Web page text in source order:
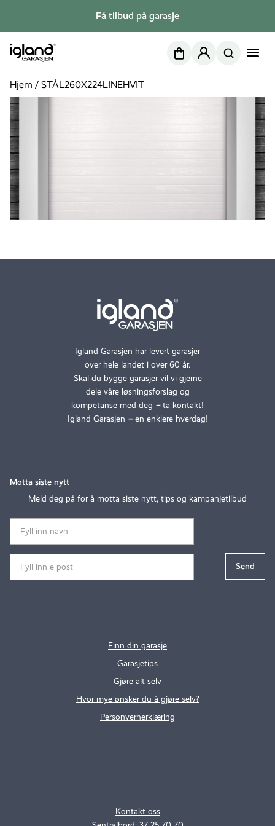
Få tilbud på garasje
NettbutikkMin side
Hjem /STÅL260X224LINEHVIT
Igland Garasjen har levert garasjer
over hele landet i over 60 år.
Skal du bygge garasjer vil vi gjerne
dele våre løsningsforslag og
kompetanse med deg –ta kontakt!
Igland Garasjen –en enklere hverdag!
Kontakt oss
Finn din garasje
Garasjetips
Gjøre alt selv
Hvor mye ønsker du å gjøre selv?
Personvernerklæring
Motta siste nytt
Meld deg på for å motta siste nytt, tips og kampanjetilbud